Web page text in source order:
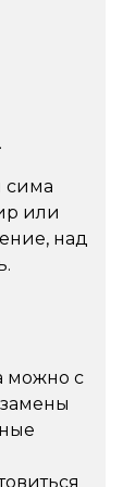
сима
или
над
можно с